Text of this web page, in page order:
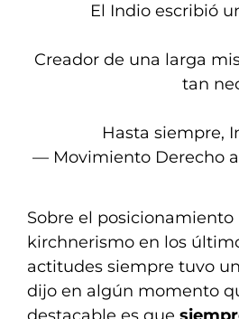
El Indio escribió
Creador de una larga
tan
Hasta siempre,
— Movimiento Derecho
Sobre el
kirchnerismo en los
actitudes siempre tuvo
dijo en algún momento